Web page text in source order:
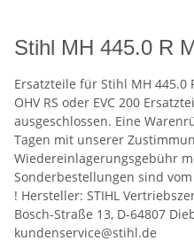
Stihl MH 445.0 R
Ersatzteile für Stihl MH 445.0
OHV RS oder EVC 200
ausgeschlossen. Eine
Tagen mit unserer
Wiedereinlagerungsgebühr
Sonderbestellungen sind
! Hersteller: STIHL
Bosch-Straße 13, D-64807
kundenservice@stihl.de